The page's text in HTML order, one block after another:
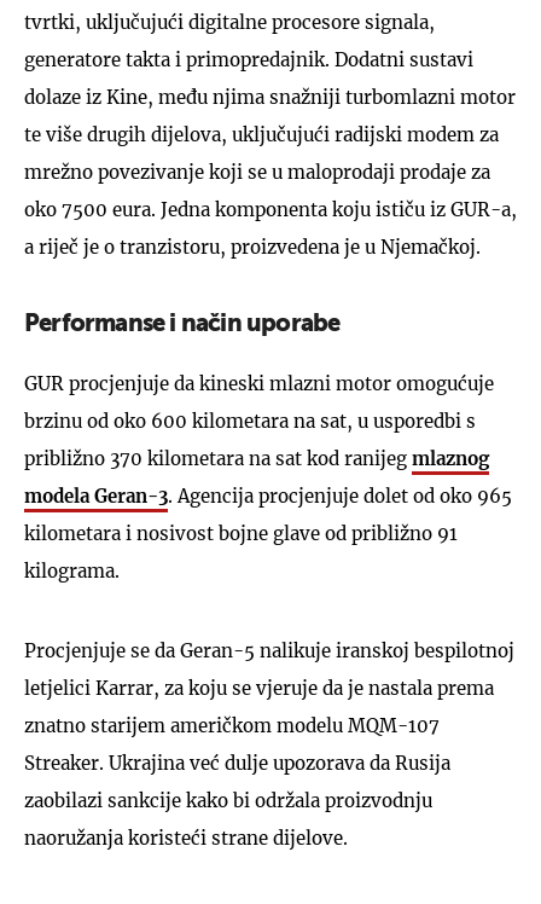
tvrtki, uključujući digitalne procesore signala,
generatore takta i primopredajnik. Dodatni sustavi
dolaze iz Kine, među njima snažniji turbomlazni motor
te više drugih dijelova, uključujući radijski modem za
mrežno povezivanje koji se u maloprodaji prodaje za
oko 7500 eura. Jedna komponenta koju ističu iz GUR-a,
a riječ je o tranzistoru, proizvedena je u Njemačkoj.
Performanse i način uporabe
GUR procjenjuje da kineski mlazni motor omogućuje
brzinu od oko 600 kilometara na sat, u usporedbi s
približno 370 kilometara na sat kod ranijeg mlaznog
modela Geran-3. Agencija procjenjuje dolet od oko 965
kilometara i nosivost bojne glave od približno 91
kilograma.
Procjenjuje se da Geran-5 nalikuje iranskoj bespilotnoj
letjelici Karrar, za koju se vjeruje da je nastala prema
znatno starijem američkom modelu MQM-107
Streaker. Ukrajina već dulje upozorava da Rusija
zaobilazi sankcije kako bi održala proizvodnju
naoružanja koristeći strane dijelove.